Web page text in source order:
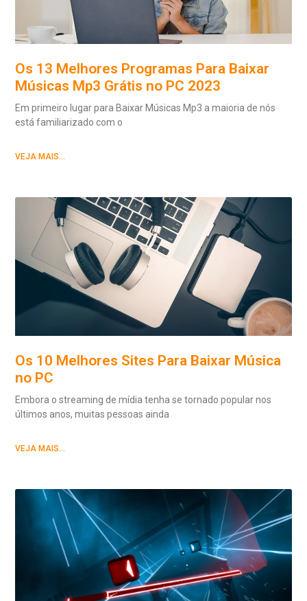
Os 13 Melhores Programas Para Baixar
Músicas Mp3 Grátis no PC 2023
Em primeiro lugar para Baixar Músicas Mp3 a maioria de nós
está familiarizado com o
VEJA MAIS...
Os 10 Melhores Sites Para Baixar Música
no PC
Embora o streaming de mídia tenha se tornado popular nos
últimos anos, muitas pessoas ainda
VEJA MAIS...